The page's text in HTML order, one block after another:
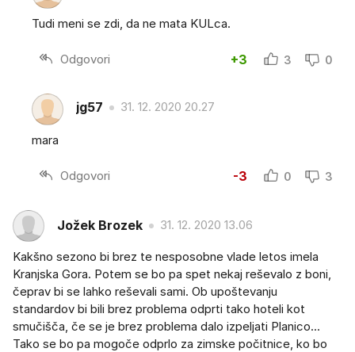
Tudi meni se zdi, da ne mata KULca.
Odgovori +3 3 0
jg57 31. 12. 2020 20.27
mara
Odgovori -3 0 3
Jožek Brozek 31. 12. 2020 13.06
Kakšno sezono bi brez te nesposobne vlade letos imela
Kranjska Gora. Potem se bo pa spet nekaj reševalo z boni,
čeprav bi se lahko reševali sami. Ob upoštevanju
standardov bi bili brez problema odprti tako hoteli kot
smučišča, če se je brez problema dalo izpeljati Planico...
Tako se bo pa mogoče odprlo za zimske počitnice, ko bo